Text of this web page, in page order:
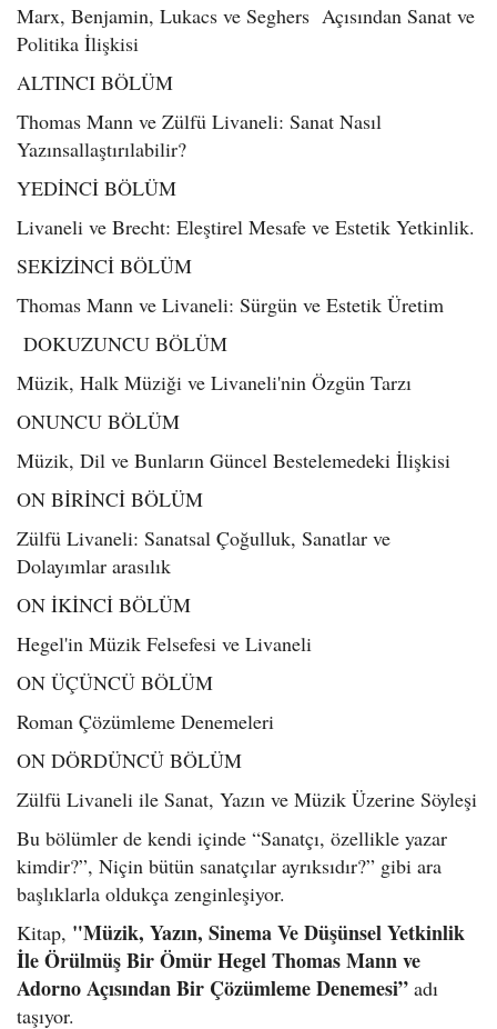
Marx, Benjamin, Lukacs ve Seghers Açısından Sanat ve
Politika İlişkisi
ALTINCI BÖLÜM
Thomas Mann ve Zülfü Livaneli: Sanat Nasıl
Yazınsallaştırılabilir?
YEDİNCİ BÖLÜM
Livaneli ve Brecht: Eleştirel Mesafe ve Estetik Yetkinlik.
SEKİZİNCİ BÖLÜM
Thomas Mann ve Livaneli: Sürgün ve Estetik Üretim
DOKUZUNCU BÖLÜM
Müzik, Halk Müziği ve Livaneli'nin Özgün Tarzı
ONUNCU BÖLÜM
Müzik, Dil ve Bunların Güncel Bestelemedeki İlişkisi
ON BİRİNCİ BÖLÜM
Zülfü Livaneli: Sanatsal Çoğulluk, Sanatlar ve
Dolayımlar arasılık
ON İKİNCİ BÖLÜM
Hegel'in Müzik Felsefesi ve Livaneli
ON ÜÇÜNCÜ BÖLÜM
Roman Çözümleme Denemeleri
ON DÖRDÜNCÜ BÖLÜM
Zülfü Livaneli ile Sanat, Yazın ve Müzik Üzerine Söyleşi
Bu bölümler de kendi içinde “Sanatçı, özellikle yazar
kimdir?”, Niçin bütün sanatçılar ayrıksıdır?” gibi ara
başlıklarla oldukça zenginleşiyor.
Kitap, "Müzik, Yazın, Sinema Ve Düşünsel Yetkinlik
İle Örülmüş Bir Ömür Hegel Thomas Mann ve
Adorno Açısından Bir Çözümleme Denemesi” adı
taşıyor.